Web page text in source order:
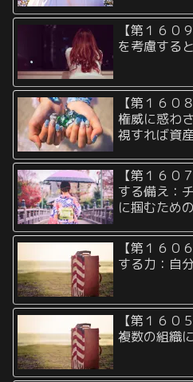
【第１６０
を考慮する
【第１６０
権威に惑わ
視すれば資
【第１６０
する備え：
に掴むため
【第１６０
する力：自
【第１６０
複数の組織